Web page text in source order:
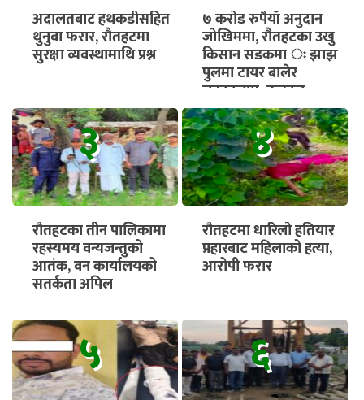
अदालतबाट हथकडीसहित
थुनुवा फरार, रौतहटमा
सुरक्षा व्यवस्थामाथि प्रश्न
७ करोड रुपैयाँ अनुदान
जोखिममा, रौतहटका उखु
किसान सडकमा ः झाझ
पुलमा टायर बालेर
चक्काजाम, तत्काल
भुक्तानी सुनिश्चित गर्न माग
३
रौतहटका तीन पालिकामा
रहस्यमय वन्यजन्तुको
आतंक, वन कार्यालयको
सतर्कता अपिल
४
रौतहटमा धारिलो हतियार
प्रहारबाट महिलाको हत्या,
आरोपी फरार
५ ६